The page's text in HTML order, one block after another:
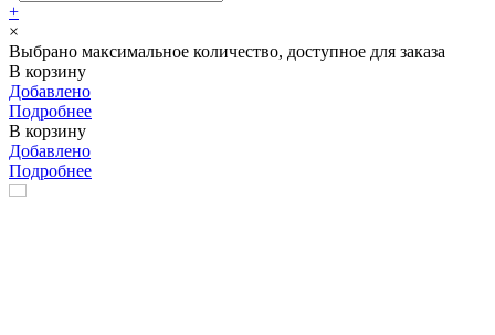
+
×
Выбрано максимальное количество, доступное для заказа
В корзину
Добавлено
Подробнее
В корзину
Добавлено
Подробнее